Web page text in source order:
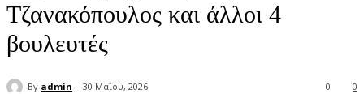
Τζανακόπουλος και άλλοι 4
βουλευτές
By admin 30 Μαΐου, 2026 0
0